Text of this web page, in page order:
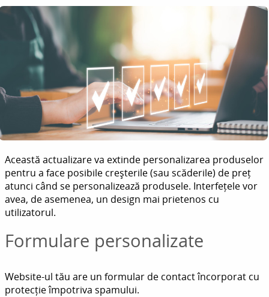
Această actualizare va extinde personalizarea produselor
pentru a face posibile creșterile (sau scăderile) de preț
atunci când se personalizează produsele. Interfețele vor
avea, de asemenea, un design mai prietenos cu
utilizatorul.
Formulare personalizate
Website-ul tău are un formular de contact încorporat cu
protecție împotriva spamului.